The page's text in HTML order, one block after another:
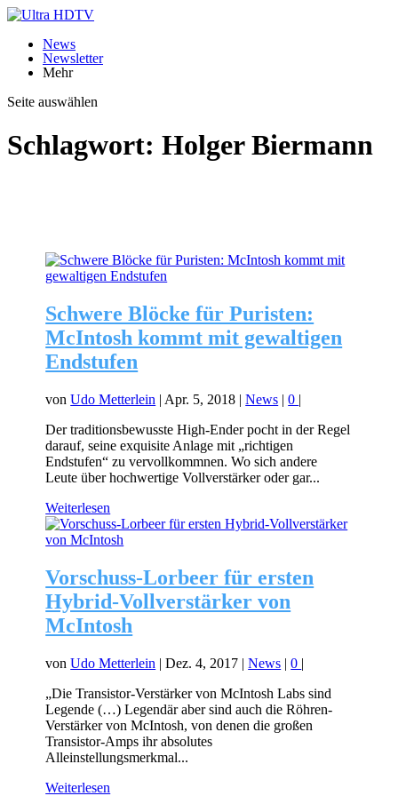
News
Newsletter
Mehr
Seite auswählen
Schlagwort: Holger Biermann
Schwere Blöcke für Puristen:
McIntosh kommt mit gewaltigen
Endstufen
vonUdo Metterlein | Apr. 5, 2018 |News |0 |
Der traditionsbewusste High-Ender pocht in der Regel
darauf, seine exquisite Anlage mit „richtigen
Endstufen“ zu vervollkommnen. Wo sich andere
Leute über hochwertige Vollverstärker oder gar...
Weiterlesen
Vorschuss-Lorbeer für ersten
Hybrid-Vollverstärker von
McIntosh
vonUdo Metterlein |Dez. 4, 2017 |News |0 |
„Die Transistor-Verstärker von McIntosh Labs sind
Legende (…) Legendär aber sind auch die Röhren-
Verstärker von McIntosh, von denen die großen
Transistor-Amps ihr absolutes
Alleinstellungsmerkmal...
Weiterlesen